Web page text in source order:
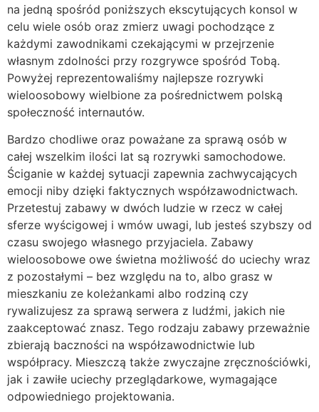
na jedną spośród poniższych ekscytujących konsol w
celu wiele osób oraz zmierz uwagi pochodzące z
każdymi zawodnikami czekającymi w przejrzenie
własnym zdolności przy rozgrywce spośród Tobą.
Powyżej reprezentowaliśmy najlepsze rozrywki
wieloosobowy wielbione za pośrednictwem polską
społeczność internautów.
Bardzo chodliwe oraz poważane za sprawą osób w
całej wszelkim ilości lat są rozrywki samochodowe.
Ściganie w każdej sytuacji zapewnia zachwycających
emocji niby dzięki faktycznych współzawodnictwach.
Przetestuj zabawy w dwóch ludzie w rzecz w całej
sferze wyścigowej i wmów uwagi, lub jesteś szybszy od
czasu swojego własnego przyjaciela. Zabawy
wieloosobowe owe świetna możliwość do uciechy wraz
z pozostałymi – bez względu na to, albo grasz w
mieszkaniu ze koleżankami albo rodziną czy
rywalizujesz za sprawą serwera z ludźmi, jakich nie
zaakceptować znasz. Tego rodzaju zabawy przeważnie
zbierają baczności na współzawodnictwie lub
współpracy. Mieszczą także zwyczajne zręcznościówki,
jak i zawiłe uciechy przeglądarkowe, wymagające
odpowiedniego projektowania.